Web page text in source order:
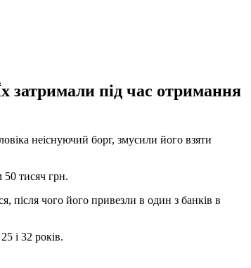
затримали під час отримання
неіснуючий борг, змусили його взяти
50 тисяч грн.
після чого його привезли в один з банків в
і 32 років.